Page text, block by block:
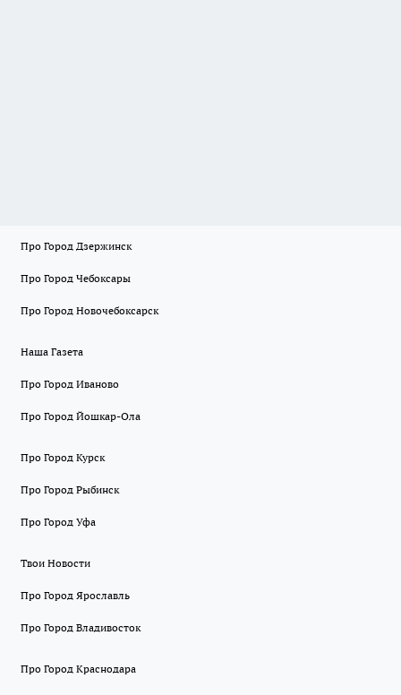
Про Город Дзержинск
Про Город Чебоксары
Про Город Новочебоксарск
Наша Газета
Про Город Иваново
Про Город Йошкар-Ола
Про Город Курск
Про Город Рыбинск
Про Город Уфа
Твои Новости
Про Город Ярославль
Про Город Владивосток
Про Город Краснодара